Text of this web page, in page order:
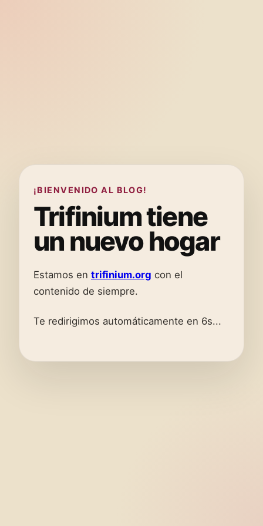
¡BIENVENIDO AL BLOG!
Trifinium tiene
un nuevo hogar
Estamos en trifinium.org con el
contenido de siempre.
Te redirigimos automáticamente en 6s...